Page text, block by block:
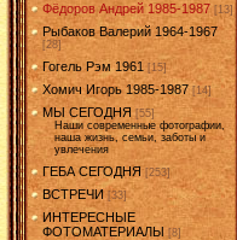
Фёдоров Андрей 1985-1987 [13]
Рыбаков Валерий 1964-1967
[28]
Гогель Рэм 1961 [15]
Хомич Игорь 1985-1987 [14]
МЫ СЕГОДНЯ [55]
Наши современные фотографии,
наша жизнь, семьи, заботы и
увлечения
ГЕБА СЕГОДНЯ [253]
ВСТРЕЧИ [33]
ИНТЕРЕСНЫЕ
ФОТОМАТЕРИАЛЫ [8]